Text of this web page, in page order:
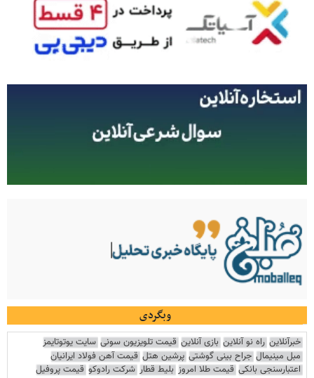
وبگردی
خبرآنلاین راه نو آنلاین بازی آنلاین قیمت تلویزیون سونی سایت یوتوتایمز
مبل مینیمال جراح بینی گوشتی پرشین هتل قیمت آهن فولاد ایرانیان
اعتبارسنجی بانکی قیمت طلا امروز بلیط قطار شرکت رادوکو قیمت پروفیل